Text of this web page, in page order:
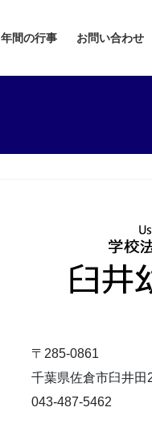
年間の行事 お問い合わせ
〒285-0861
千葉県佐倉市臼井田
043-487-5462